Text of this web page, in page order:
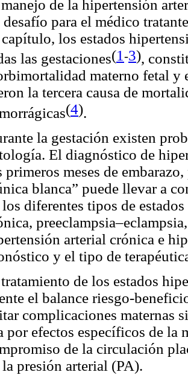
de la hipertensión
desafío para el médico
los estados
las gestaciones(1 -3),
materno fetal y
la tercera causa de
(4).
la gestación existen
El diagnóstico de
primeros meses de
blanca” puede llevar a
los diferentes tipos de
arterial crónica e
y el tipo de
de los estados
el balance riesgo-
complicaciones maternas
por efectos específicos de
de la circulación
la presión arterial (PA).